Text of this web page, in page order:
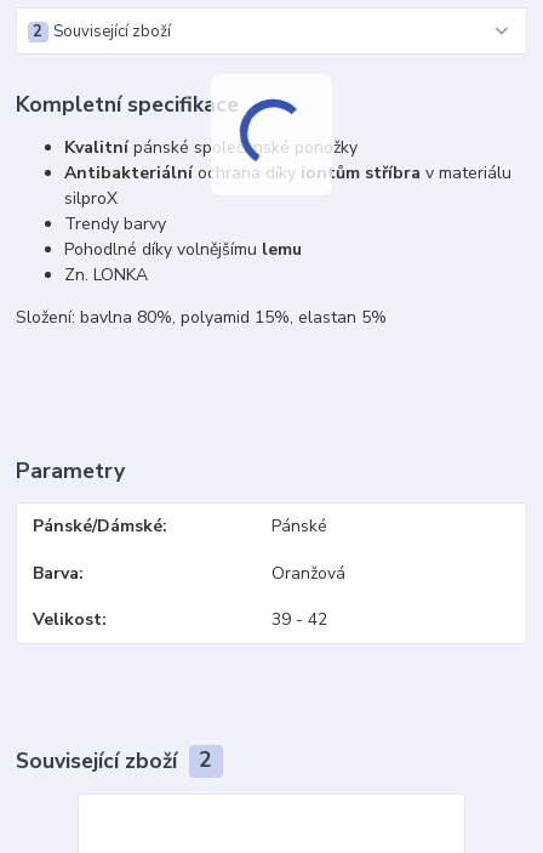
Související zboží
2
Kompletní specifikace
Kvalitnípánské společenské ponožky
Antibakteriálníochrana díky iontům stříbra v materiálu
silproX
Trendy barvy
Pohodlné díky volnějšímu lemu
Zn. LONKA
Složení: bavlna 80%, polyamid 15%, elastan 5%
Parametry
Pánské/Dámské Pánské
Barva Oranžová
Velikost 39 - 42
Související zboží 2